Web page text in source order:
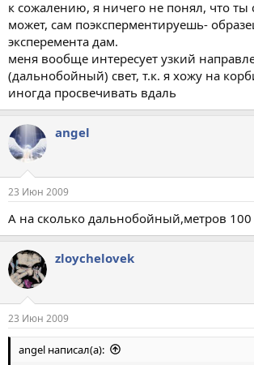
к сожалению, я ничего не понял, что ты
может, сам поэксперментируешь-
эксперемента дам.
меня вообще интересует узкий
(дальнобойный) свет, т.к. я хожу на
иногда просвечивать вдаль
angel
23 Июн 2009
А на сколько дальнобойный,метров 100
zloychelovek
23 Июн 2009
angel написал(а):